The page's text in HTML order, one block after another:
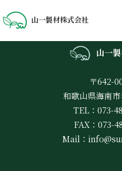
山一製材株式会社
山一
〒642-
和歌山県海南
TEL：073-
FAX：073-
Mail：